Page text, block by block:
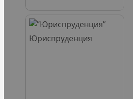
Юриспруденция